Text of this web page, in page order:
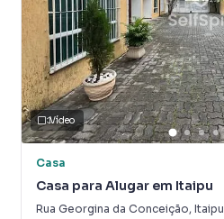
Vídeo
Casa
Casa para Alugar em Itaipu
Rua Georgina da Conceição, Itaipu